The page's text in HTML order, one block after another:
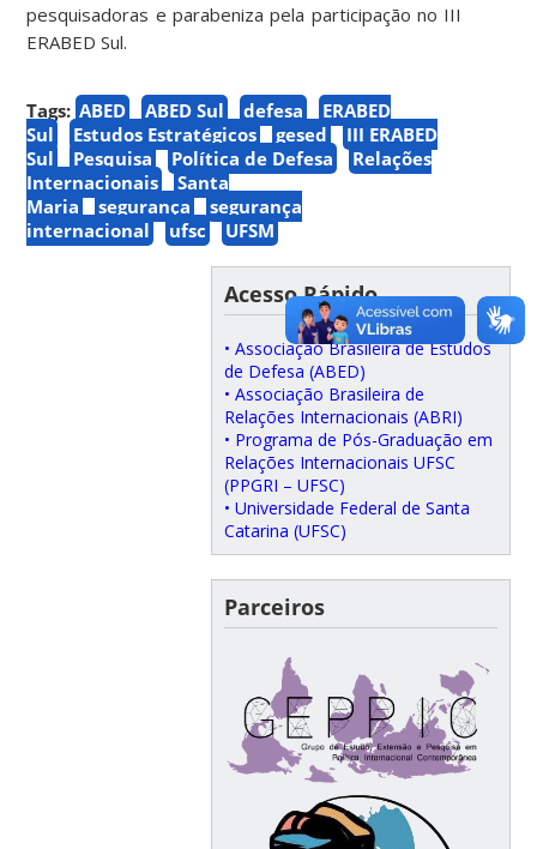
pesquisadoras e parabeniza pela participação no III
ERABED Sul.
Tags: ABED ABED Sul defesa
ERABED
Sul
Estudos Estratégicos gesed
III ERABED
Sul
Pesquisa Política de Defesa
Relações
Internacionais
Santa
Maria
segurança
segurança
internacional
ufsc UFSM
Acesso Rápido
• Associação Brasileira de Estudos
de Defesa (ABED)
• Associação Brasileira de
Relações Internacionais (ABRI)
• Programa de Pós-Graduação em
Relações Internacionais UFSC
(PPGRI – UFSC)
• Universidade Federal de Santa
Catarina (UFSC)
Parceiros